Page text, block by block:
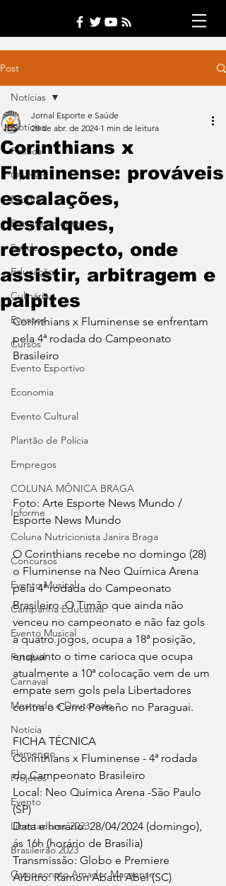
Post
Notícias
Política
Opinião
Esporte
Entretenimento
Saúde
Educação
Culinária
Eventos
Cursos
Evento Esportivo
Economia
Evento Cultural
Plantão de Polícia
Empregos
COLUNA MÔNICA BRAGA
Informe
Coluna Nutricionista Janira Braga
Concursos
Evento Musical
Campanha Educativa
Evento Musical
Futebol
Carnaval
Mestrado e Doutorado
Notícia
Flamengo
Projetos
Evento
Libertadores 2023
Brasileirão 2023
Campeonato Amador Macaense
Notícias
Corinthians x
Fluminense: prováveis
escalações,
desfalques,
retrospecto, onde
assistir, arbitragem e
palpites
Jornal Esporte e Saúde
28 de abr. de 2024 1 min de leitura
Corinthians x Fluminense se enfrentam
pela 4ª rodada do Campeonato
Brasileiro
Foto: Arte Esporte News Mundo /
Esporte News Mundo
O Corinthians recebe no domingo (28)
o Fluminense na Neo Química Arena
pela 4ª rodada do Campeonato
Brasileiro. O Timão que ainda não
venceu no campeonato e não faz gols
á quatro jogos, ocupa a 18ª posição,
enquanto o time carioca que ocupa
atualmente a 10ª colocação vem de um
empate sem gols pela Libertadores
contra o Cerro Porteño no Paraguai.
FICHA TÉCNICA
Corinthians x Fluminense - 4ª rodada
do Campeonato Brasileiro
Local: Neo Química Arena -São Paulo
(SP)
Data e horário: 28/04/2024 (domingo),
ás 16h (horário de Brasília)
Transmissão: Globo e Premiere
Árbitro: Ramon Abatti Abel (SC)